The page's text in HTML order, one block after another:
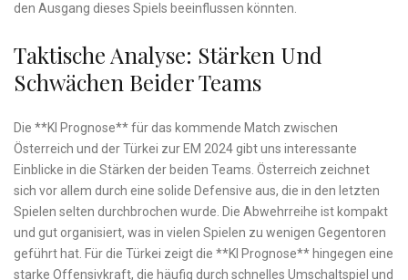
den Ausgang ⁤dieses Spiels beeinflussen könnten.
Taktische Analyse: Stärken‌ Und
Schwächen Beider Teams
Die **KI Prognose** für das kommende Match zwischen
Österreich und der Türkei zur EM 2024 gibt uns interessante
Einblicke in die Stärken der beiden Teams. Österreich zeichnet
sich vor ​allem durch eine solide Defensive aus, die in den letzten
Spielen selten durchbrochen wurde. Die Abwehrreihe ist kompakt⁤
und gut organisiert, was in vielen Spielen zu wenigen Gegentoren
geführt ⁤hat. ‌Für die Türkei zeigt die **KI Prognose** hingegen eine
starke Offensivkraft, die häufig durch schnelles Umschaltspiel und